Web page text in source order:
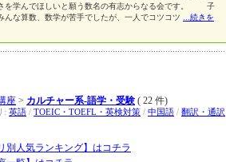
を学んでほしいと願う数名の有志からなる会です。 子
んな算数、数学が苦手でしたが、一人でコツコツ
...続きを
座 > カルチャー系-語学・受験 ( 22 件)
: 英語 / TOEIC・TOEFL・英検対策 / 中国語 / 翻訳・通訳
別人気ランキング】はコチラ